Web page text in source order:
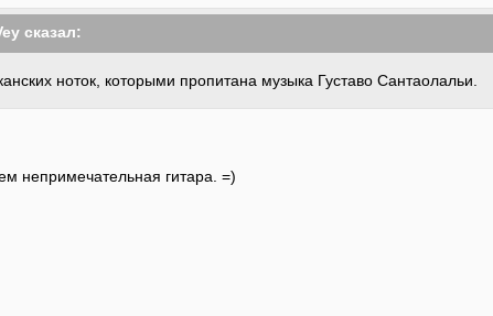
сказал:
ноток, которыми пропитана музыка Густаво Сантаолальи.
непримечательная гитара. =)